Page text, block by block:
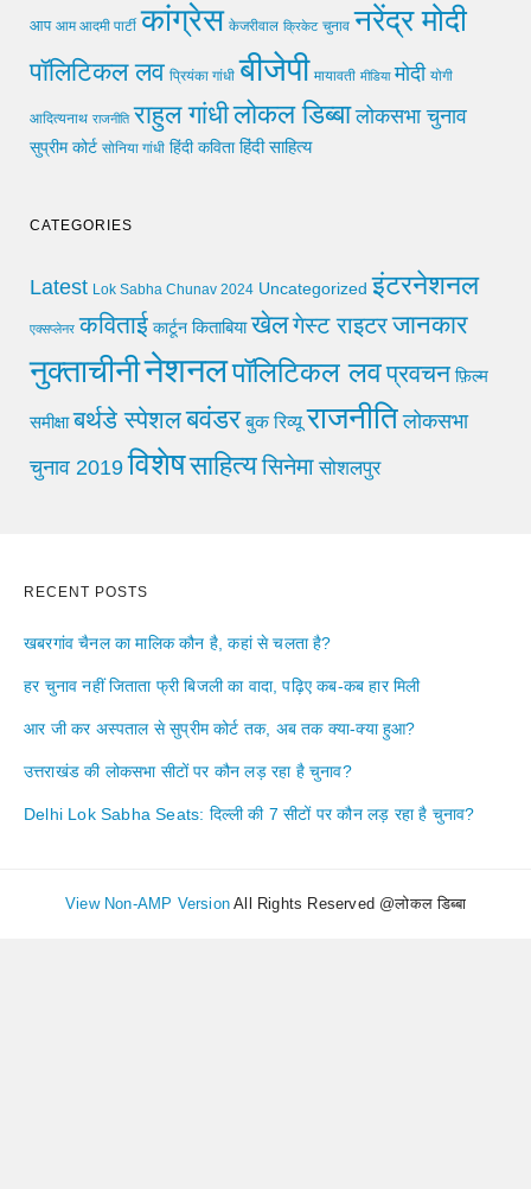
आप आम आदमी पार्टी कांग्रेस केजरीवाल क्रिकेट चुनाव नरेंद्र मोदी
पॉलिटिकल लव प्रियंका गांधी बीजेपी मायावती मीडिया मोदी योगी
आदित्यनाथ राजनीति राहुल गांधीलोकल डिब्बा लोकसभा चुनाव
सुप्रीम कोर्ट सोनिया गांधी हिंदी कविता हिंदी साहित्य
CATEGORIES
Latest Lok Sabha Chunav 2024 Uncategorized इंटरनेशनल
एक्सप्लेनर कविताई कार्टून किताबिया खेलगेस्ट राइटरजानकार
नुक्ताचीनीनेशनलपॉलिटिकल लवप्रवचन फ़िल्म
समीक्षा बर्थडे स्पेशलबवंडर बुक रिव्यू राजनीति लोकसभा
चुनाव 2019 विशेषसाहित्यसिनेमा सोशलपुर
RECENT POSTS
खबरगांव चैनल का मालिक कौन है, कहां से चलता है?
हर चुनाव नहीं जिताता फ्री बिजली का वादा, पढ़िए कब-कब हार मिली
आर जी कर अस्पताल से सुप्रीम कोर्ट तक, अब तक क्या-क्या हुआ?
उत्तराखंड की लोकसभा सीटों पर कौन लड़ रहा है चुनाव?
Delhi Lok Sabha Seats: दिल्ली की 7 सीटों पर कौन लड़ रहा है चुनाव?
View Non-AMP Version All Rights Reserved @लोकल डिब्बा